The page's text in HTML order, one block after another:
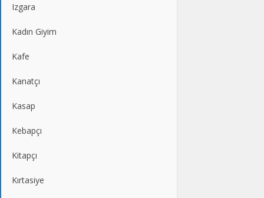
Izgara
Kadın Giyim
Kafe
Kanatçı
Kasap
Kebapçı
Kitapçı
Kırtasiye